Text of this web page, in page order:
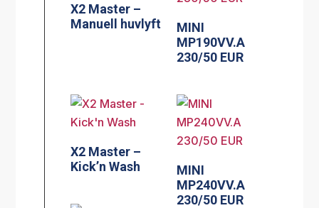
X2 Master –
Manuell huvlyft
MINI
MP190VV.A
230/50 EUR
X2 Master –
Kick’n Wash
MINI
MP240VV.A
230/50 EUR